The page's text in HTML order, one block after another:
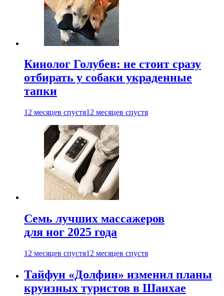
Кинолог Голубев: не стоит сразу
отбирать у собаки украденные
тапки
12 месяцев спустя12 месяцев спустя
Семь лучших массажеров
для ног 2025 года
12 месяцев спустя12 месяцев спустя
Тайфун «Долфин» изменил планы
круизных туристов в Шанхае